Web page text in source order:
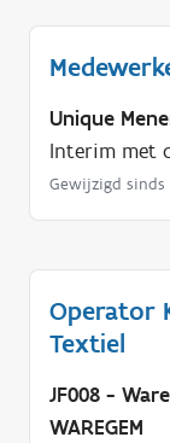
Unique
Interim met
Gewijzigd sinds
Operator
Textiel
JF008 -
WAREGEM